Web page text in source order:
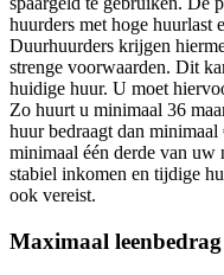
huurders met hoge huurlast
Duurhuurders krijgen
strenge voorwaarden. Dit
huidige huur. U moet
Zo huurt u minimaal 36
huur bedraagt dan
minimaal één derde van uw
stabiel inkomen en tijdige
ook vereist.
Maximaal